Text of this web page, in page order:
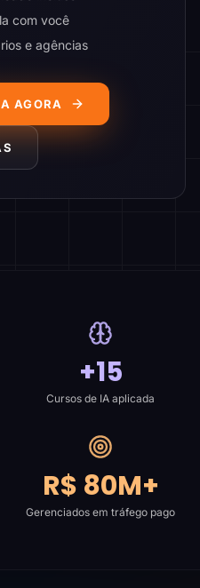
com você
e agências
AGORA
+15
Cursos de IA aplicada
R$ 80M+
Gerenciados em tráfego pago